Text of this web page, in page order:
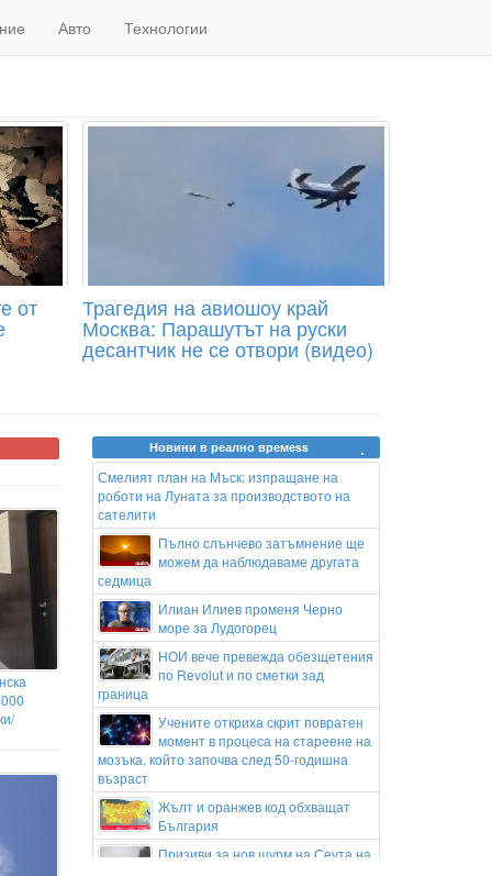
Авто Технологии
от Трагедия на авиошоу край
Москва: Парашутът на руски
десантчик не се отвори (видео)
Новини в реално времеss
Смелият план на Мъск: изпращане на
роботи на Луната за производството на
сателити
Пълно слънчево затъмнение ще
можем да наблюдаваме другата
седмица
Илиан Илиев променя Черно
море за Лудогорец
НОИ вече превежда обезщетения
по Revolut и по сметки зад
граница
Учените откриха скрит повратен
момент в процеса на стареене на
мозъка, който започва след 50-годишна
възраст
Жълт и оранжев код обхващат
България
Призиви за нов щурм на Сеута на